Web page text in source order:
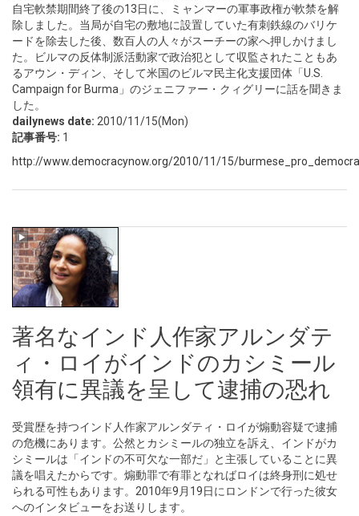
自宅軟禁期間終了後の13日に、ミャンマーの軍事政権が軟禁を解
除しました。当局が自宅の敷地に設置していた有刺鉄線のバリケ
ードを除去した後、数百人の人々がスーチーの家へ押しかけまし
た。ビルマの反体制派活動家で政治犯として収監されたこともあ
るアウン・ディン、そして米国のビルマ民主化支援団体「U.S.
Campaign for Burma」のジェニファー・クィグリーに話を聞きま
した。
dailynews date: 2010/11/15(Mon)
記事番号: 1
http://www.democracynow.org/2010/11/15/
著名なインド人作家アルンダテ
ィ・ロイがインドのカシミール
領有に異議を呈して逮捕の恐れ
受賞歴を持つインド人作家アルンダティ・ロイが煽動容疑で逮捕
の危機にあります。公然とカシミールの独立を訴え、インドがカ
シミールは「インドの不可欠な一部だ」と主張していることに異
議を唱えたからです。煽動罪で有罪となればロイは終身刑に処せ
られる可性もあります。2010年9月19日にロンドンで行った彼女
へのインタビューをお送りします。